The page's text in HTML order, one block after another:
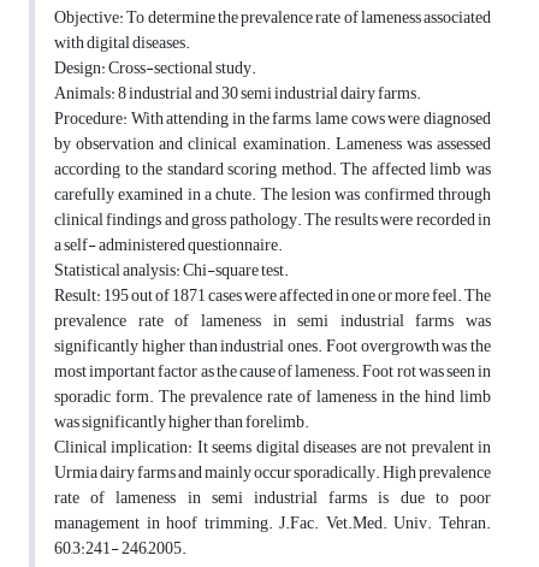
Objective: To determine the prevalence rate of lameness associated
with digital diseases.
Design: Cross-sectional study.
Animals: 8 industrial and 30 semi industrial dairy farms.
Procedure: With attending in the farms, lame cows were diagnosed
by observation and clinical examination. Lameness was assessed
according to the standard scoring method. The affected limb was
carefully examined in a chute. The lesion was confirmed through
clinical findings and gross pathology. The results were recorded in
a self- administered questionnaire.
Statistical analysis: Chi-square test.
Result: 195 out of 1871 cases were affected in one or more feel. The
prevalence rate of lameness in semi industrial farms was
significantly higher than industrial ones. Foot overgrowth was the
most important factor as the cause of lameness. Foot rot was seen in
sporadic form. The prevalence rate of lameness in the hind limb
was significantly higher than forelimb.
Clinical implication: It seems digital diseases are not prevalent in
Urmia dairy farms and mainly occur sporadically. High prevalence
rate of lameness in semi industrial farms is due to poor
management in hoof trimming. J.Fac. Vet.Med. Univ. Tehran.
60,3:241- 246,2005.